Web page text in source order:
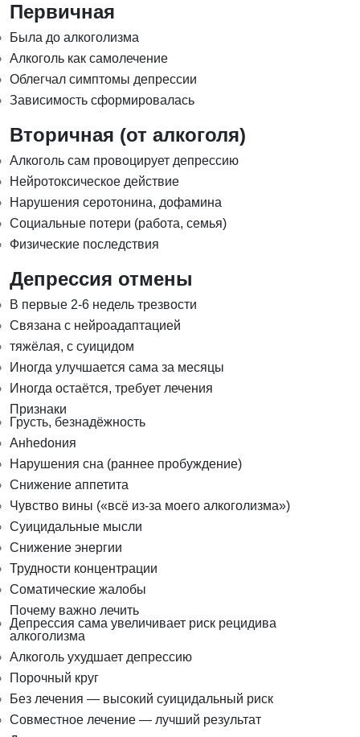
Первичная
Была до алкоголизма
Алкоголь как самолечение
Облегчал симптомы депрессии
Зависимость сформировалась
Вторичная (от алкоголя)
Алкоголь сам провоцирует депрессию
Нейротоксическое действие
Нарушения серотонина, дофамина
Социальные потери (работа, семья)
Физические последствия
Депрессия отмены
В первые 2-6 недель трезвости
Связана с нейроадаптацией
тяжёлая, с суицидом
Иногда улучшается сама за месяцы
Иногда остаётся, требует лечения
Признаки
Грусть, безнадёжность
Анhedония
Нарушения сна (раннее пробуждение)
Снижение аппетита
Чувство вины («всё из-за моего алкоголизма»)
Суицидальные мысли
Снижение энергии
Трудности концентрации
Соматические жалобы
Почему важно лечить
Депрессия сама увеличивает риск рецидива
алкоголизма
Алкоголь ухудшает депрессию
Порочный круг
Без лечения — высокий суицидальный риск
Совместное лечение — лучший результат